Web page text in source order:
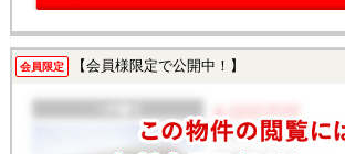
会員限定 【会員様限定で公開中！】